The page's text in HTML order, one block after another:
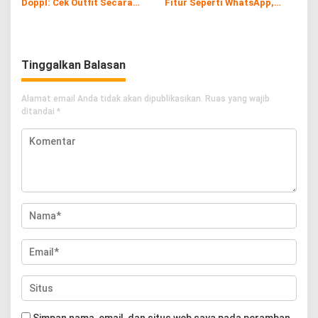
Doppl: Cek Outfit Secara
Fitur Seperti WhatsApp,
Tinggalkan Balasan
Alamat email Anda tidak akan dipublikasikan. Ruas yang wajib
ditandai *